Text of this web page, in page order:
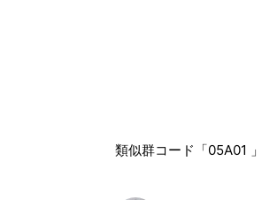
類似群コード「05A01